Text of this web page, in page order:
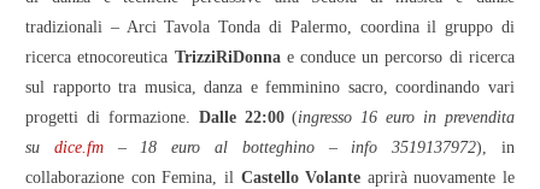
tradizionali – Arci Tavola Tonda di Palermo, coordina il gruppo di
ricerca etnocoreutica TrizziRiDonnae conduce un percorso di ricerca
sul rapporto tra musica, danza e femminino sacro, coordinando vari
progetti di formazione. Dalle 22:00(ingresso 16 euro in prevendita
su dice.fm– 18 euro al botteghino – info 3519137972), in
collaborazione con Femina, il Castello Volante aprirà nuovamente le